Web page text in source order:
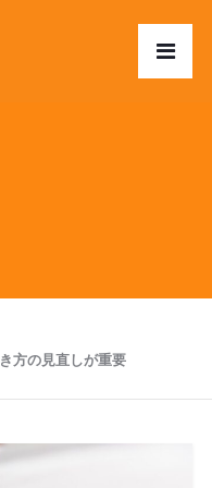
方の見直しが重要